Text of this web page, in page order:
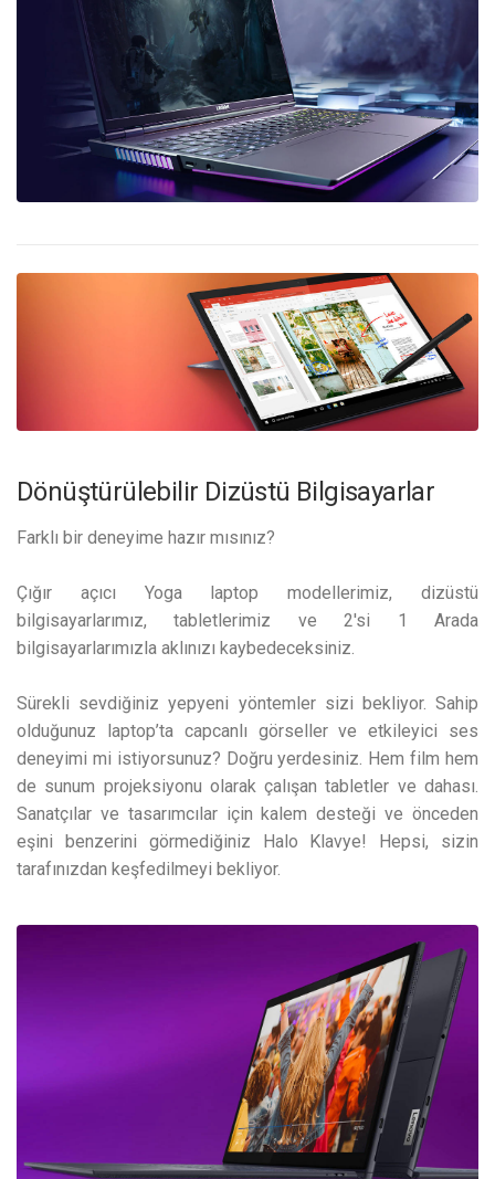
Dönüştürülebilir Dizüstü Bilgisayarlar
Farklı bir deneyime hazır mısınız?
Çığır açıcı Yoga laptop modellerimiz, dizüstü
bilgisayarlarımız, tabletlerimiz ve 2'si 1 Arada
bilgisayarlarımızla aklınızı kaybedeceksiniz.
Sürekli sevdiğiniz yepyeni yöntemler sizi bekliyor. Sahip
olduğunuz laptop’ta capcanlı görseller ve etkileyici ses
deneyimi mi istiyorsunuz? Doğru yerdesiniz. Hem film hem
de sunum projeksiyonu olarak çalışan tabletler ve dahası.
Sanatçılar ve tasarımcılar için kalem desteği ve önceden
eşini benzerini görmediğiniz Halo Klavye! Hepsi, sizin
tarafınızdan keşfedilmeyi bekliyor.